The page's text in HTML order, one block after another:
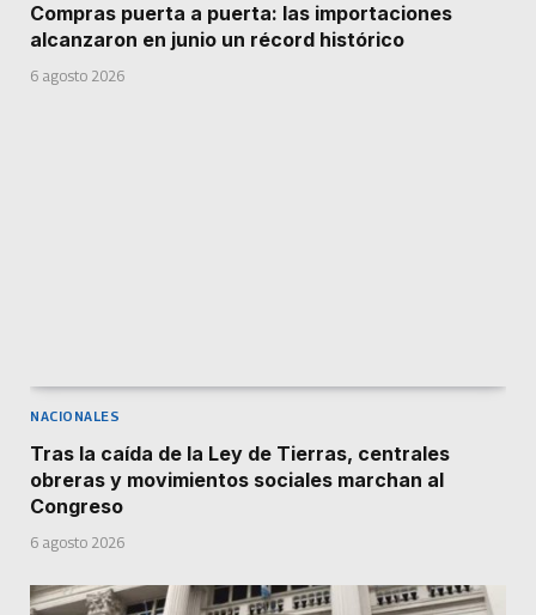
Compras puerta a puerta: las importaciones
alcanzaron en junio un récord histórico
6 agosto 2026
NACIONALES
Tras la caída de la Ley de Tierras, centrales
obreras y movimientos sociales marchan al
Congreso
6 agosto 2026